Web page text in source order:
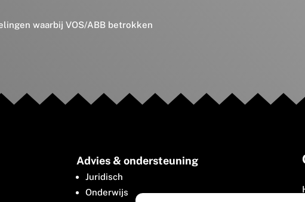
waarbij VOS/ABB betrokken
Advies & ondersteuning
Juridisch
Onderwijs